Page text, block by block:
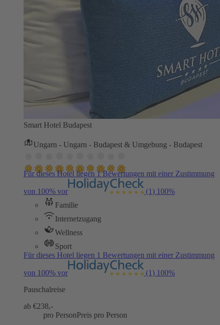
Smart Hotel Budapest
Ungarn - Ungarn - Budapest & Umgebung - Budapest
Für dieses Hotel liegen 1 Bewertungen mit einer Zustimmung
von 100% vor (1) 100%
Familie
Internetzugang
Wellness
Sport
Für dieses Hotel liegen 1 Bewertungen mit einer Zustimmung
von 100% vor (1) 100%
Pauschalreise
ab €238,-
pro PersonPreis pro Person